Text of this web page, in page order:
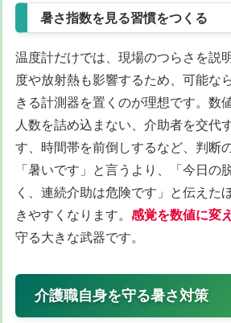
暑さ指数を見る習慣をつくる
温度計だけでは、現場のつらさを説
度や放射熱も影響するため、可能な
きる計測器を置くのが理想です。数
人数を詰め込まない、介助者を交代
す、時間帯を前倒しするなど、判断
「暑いです」と言うより、「今日の
く、連続介助は危険です」と伝えた
きやすくなります。 感覚を数値に変
守る大きな武器です。
介護職自身を守る暑さ対策